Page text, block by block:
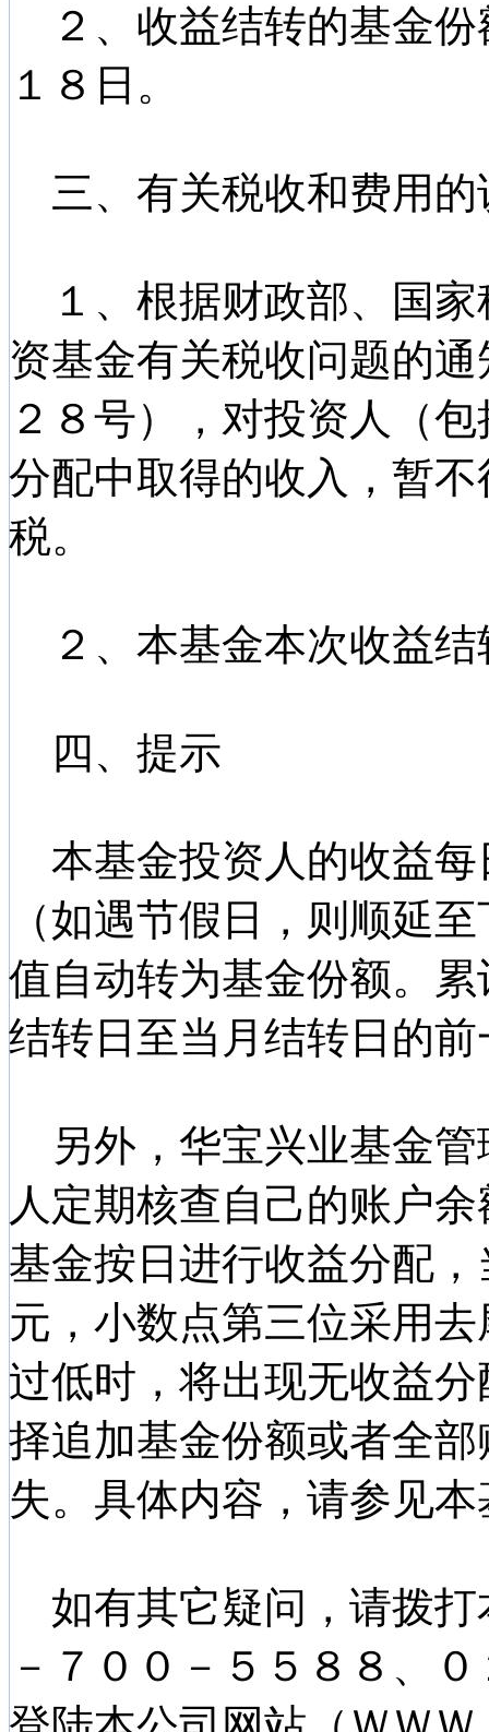
２、收益结转的基金份
１８日。
三、有关税收和费用的
１、根据财政部、国家
资基金有关税收问题的
２８号），对投资人（
分配中取得的收入，暂
税。
２、本基金本次收益结
四、提示
本基金投资人的收益每
（如遇节假日，则顺延
值自动转为基金份额。
结转日至当月结转日的
另外，华宝兴业基金管
人定期核查自己的账户
基金按日进行收益分配
元，小数点第三位采用
过低时，将出现无收益
择追加基金份额或者全
失。具体内容，请参见
如有其它疑问，请拨打
－７００－５５８８、